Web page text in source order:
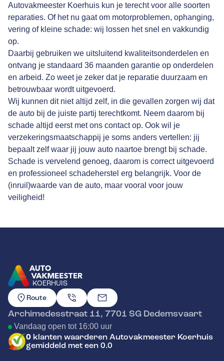
Autovakmeester Koerhuis kun je terecht voor alle soorten
reparaties. Of het nu gaat om motorproblemen, ophanging,
vering of kleine schade: wij lossen het snel en vakkundig
op.
Daarbij gebruiken we uitsluitend kwaliteitsonderdelen en
ontvang je standaard 36 maanden garantie op onderdelen
en arbeid. Zo weet je zeker dat je reparatie duurzaam en
betrouwbaar wordt uitgevoerd.
Wij kunnen dit niet altijd zelf, in die gevallen zorgen wij dat
de auto bij de juiste partij terechtkomt. Neem daarom bij
schade altijd eerst met ons contact op. Ook wil je
verzekeringsmaatschappij je soms anders vertellen: jij
bepaalt zelf waar jij jouw auto naartoe brengt bij schade.
Schade is vervelend genoeg, daarom is correct uitgevoerd
en professioneel schadeherstel erg belangrijk. Voor de
(inruil)waarde van de auto, maar vooral voor jouw
veiligheid!
KOERHUIS
GA NAAR DE HOMEPAGINA
Route
Archimedesstraat 11, 7701 SG Dedemsvaart
Vandaag open tot 16:00 uur
0 klanten waarderen Autovakmeester Koerhuis
gemiddeld met een 0.0